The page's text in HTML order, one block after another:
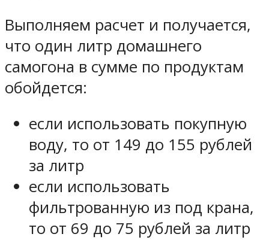
Выполняем расчет и получается,
что один литр домашнего
самогона в сумме по продуктам
обойдется:
если использовать покупную
воду, то от 149 до 155 рублей
за литр
если использовать
фильтрованную из под крана,
то от 69 до 75 рублей за литр